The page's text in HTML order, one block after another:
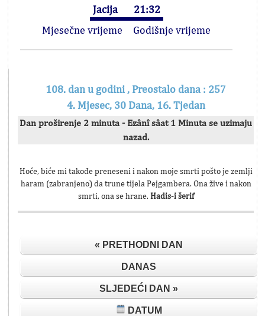
Jacija
21:32
Mjesečne vrijeme
Godišnje vrijeme
108. dan u godini , Preostalo dana : 257
4. Mjesec, 30 Dana, 16. Tjedan
Dan proširenje 2 minuta - Ezânî sâat 1 Minuta se uzimaju
nazad.
Hoće, biće mi takođe preneseni i nakon moje smrti pošto je zemlji
haram (zabranjeno) da trune tijela Pejgambera. Ona žive i nakon
smrti, ona se hrane. Hadis-i šerif
« PRETHODNI DAN
DANAS
SLJEDEĆI DAN »
DATUM